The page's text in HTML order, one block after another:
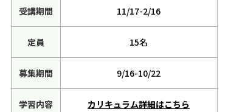
11/17-2/16
15名
9/16-10/22
カリキュラム詳細はこちら